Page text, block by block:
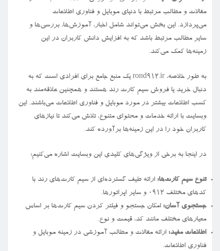
مقالات و مطالب مرتبط با دنیای موبایل و فناوری اطلاعات
می‌پردازد. این بخش می‌تواند شامل اخبار، آموزش‌ها، بررسی‌ها و
سایر مطالب مرتبط باشد که به افزایش دانش کاربران در این
زمینه‌ها کمک می‌کند.
به طور خلاصه، rond912.ir یک منبع جامع برای افرادی است که به
دنبال خرید یا فروش سیم کارت رند هستند و همچنین علاقه‌مند به
کسب اطلاعات بیشتر در مورد موبایل و فناوری اطلاعات می‌باشند. این
وبسایت با ارائه خدمات و محتوای متنوع، تلاش می‌کند تا نیازهای
کاربران خود را در این زمینه‌ها برآورده کند.
در اینجا به برخی از ویژگی‌های کلیدی این وبسایت اشاره می‌کنیم:
تنوع سیم کارت‌ها: ارائه طیف گسترده‌ای از سیم کارت‌های رند با
کدهای مختلف ۰۹۱۲ و سایر اپراتورها.
جستجوی آسان: امکان جستجو و فیلتر کردن سیم کارت‌ها بر اساس
معیارهای مختلف مانند کد، قیمت و نوع.
اطلاعات مفید: ارائه مقالات و مطالب آموزشی در زمینه موبایل و
فناوری اطلاعات.